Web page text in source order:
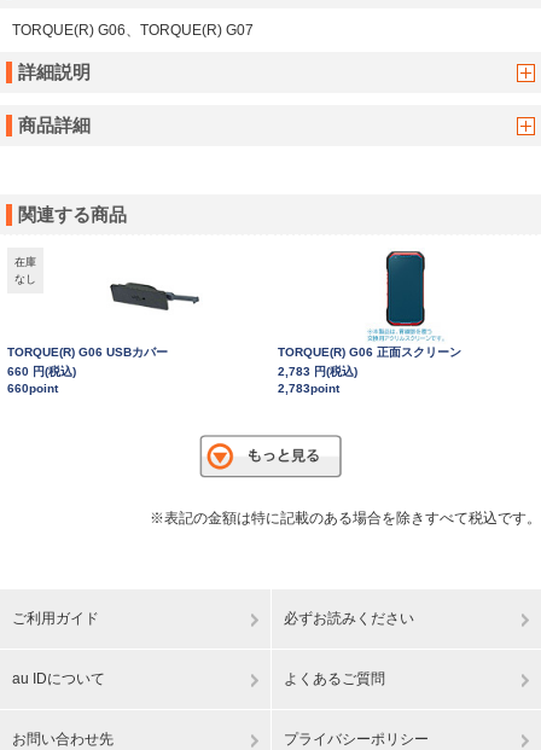
TORQUE(R) G06、TORQUE(R) G07
詳細説明
商品詳細
関連する商品
在庫
なし
TORQUE(R) G06 USBカバー
660 円(税込)
660point
TORQUE(R) G06 正面スクリーン
2,783 円(税込)
2,783point
※表記の金額は特に記載のある場合を除きすべて税込です。
ご利用ガイド 必ずお読みください
au IDについて よくあるご質問
お問い合わせ先 プライバシーポリシー